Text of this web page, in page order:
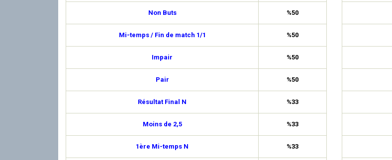
Non Buts %50
Mi-temps / Fin de match 1/1 %50
Impair %50
Pair %50
Résultat Final N %33
Moins de 2,5 %33
1ère Mi-temps N %33